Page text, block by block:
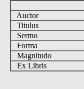
Auctor
Titulus
Sermo
Forma
Magnitudo
Ex Libris